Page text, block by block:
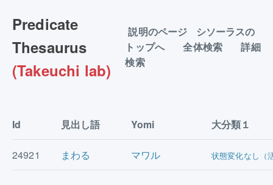
Predicate
Thesaurus
(Takeuchi lab)
説明のページ
シソーラスの
トップへ
全体検索
詳細
検索
Id 見出し語 Yomi 大分類１
24921 まわる マワル 状態変化なし（